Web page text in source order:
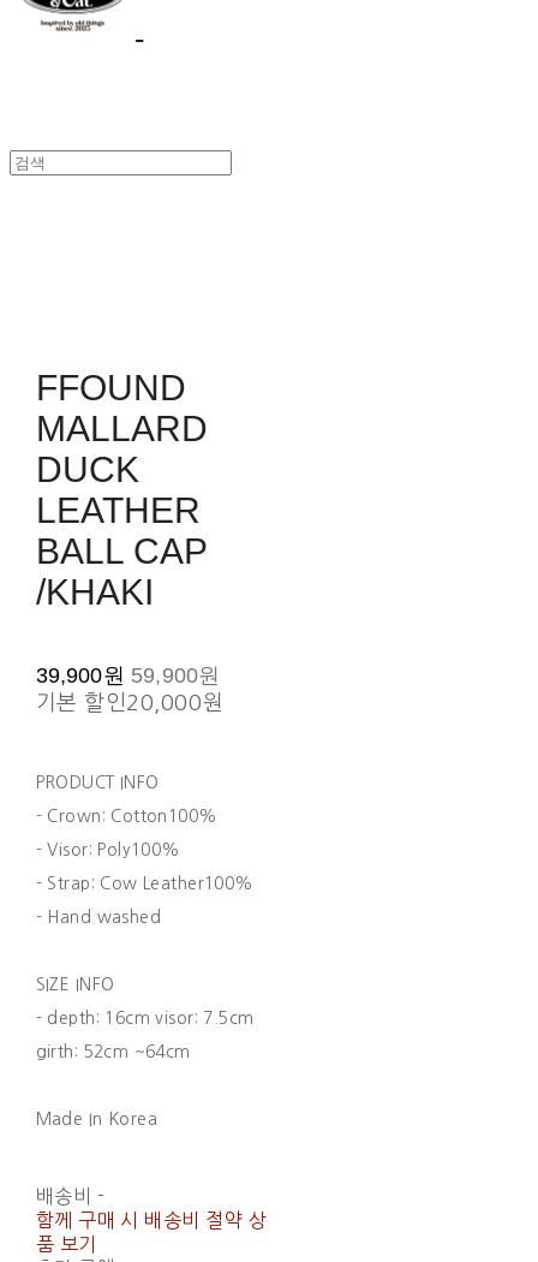
FFOUND
MALLARD
DUCK
LEATHER
BALL CAP
/KHAKI
39,900원 59,900원
기본 할인20,000원
PRODUCT INFO
- Crown: Cotton100%
- Visor: Poly100%
- Strap: Cow Leather100%
- Hand washed
SIZE INFO
- depth: 16cm visor: 7.5cm
girth: 52cm ~64cm
Made In Korea
배송비 -
함께 구매 시 배송비 절약 상
품 보기